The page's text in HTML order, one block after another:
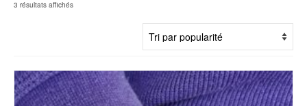
3 résultats affichés